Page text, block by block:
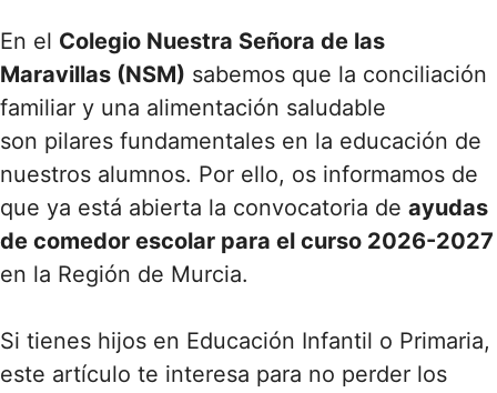
En el Colegio Nuestra Señora de las
Maravillas (NSM) sabemos que la conciliación
familiar y una alimentación saludable
son pilares fundamentales en la educación de
nuestros alumnos. Por ello, os informamos de
que ya está abierta la convocatoria de ayudas
de comedor escolar para el curso 2026-2027
en la Región de Murcia.
Si tienes hijos en Educación Infantil o Primaria,
este artículo te interesa para no perder los